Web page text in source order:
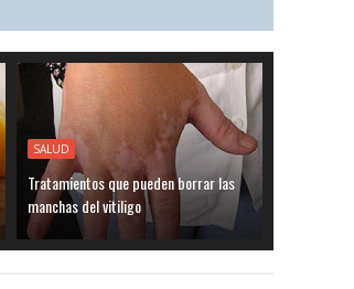
SALUD
Tratamientos que pueden borrar las
manchas del vitiligo